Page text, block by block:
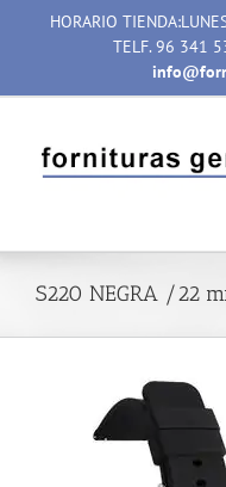
HORARIO
TELF. 96 341
S220 NEGRA /22